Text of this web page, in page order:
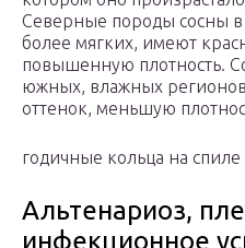
Северные породы сосны
более мягких, имеют
повышенную плотность.
южных, влажных
оттенок, меньшую
годичные кольца на спиле
Альтенариоз,
инфекционное